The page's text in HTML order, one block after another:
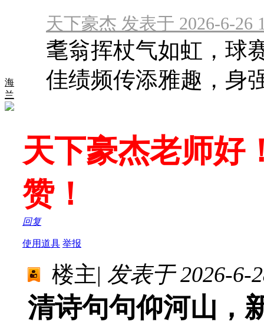
海
兰
天下豪杰 发表于 2026-6-26
耄翁挥杖气如虹，球
佳绩频传添雅趣，身
天下豪杰老师好
赞！
回复
使用道具 举报
楼主| 发表于 2026-6-
清诗句句仰河山，